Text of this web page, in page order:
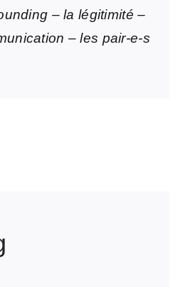
– la légitimité –
– les pair-e-s